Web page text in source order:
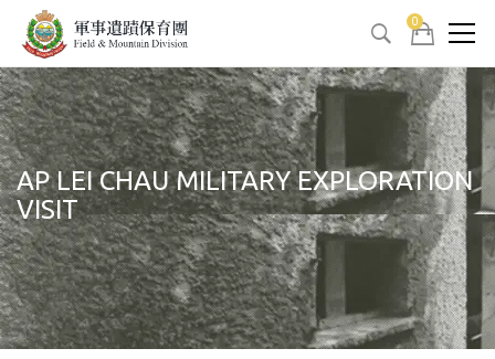
0
AP LEI CHAU MILITARY EXPLORATION
VISIT